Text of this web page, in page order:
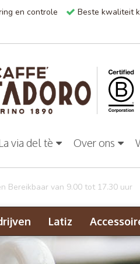
en controle Beste kwaliteit
via del tè Over ons
Bereikbaar van 9.00 tot 17.30 uur
Latiz